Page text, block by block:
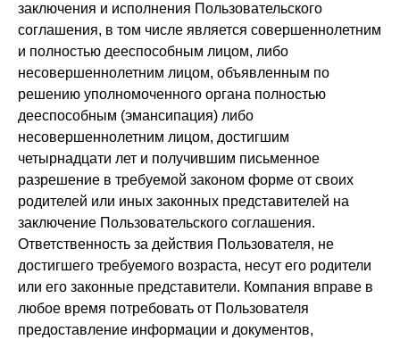
заключения и исполнения Пользовательского
соглашения, в том числе является совершеннолетним
и полностью дееспособным лицом, либо
несовершеннолетним лицом, объявленным по
решению уполномоченного органа полностью
дееспособным (эмансипация) либо
несовершеннолетним лицом, достигшим
четырнадцати лет и получившим письменное
разрешение в требуемой законом форме от своих
родителей или иных законных представителей на
заключение Пользовательского соглашения.
Ответственность за действия Пользователя, не
достигшего требуемого возраста, несут его родители
или его законные представители. Компания вправе в
любое время потребовать от Пользователя
предоставление информации и документов,